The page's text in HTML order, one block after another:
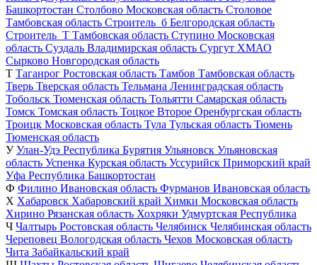
Башкортостан Столбово Московская область Столовое
Тамбовская область Строитель_б Белгородская область
Строитель_Т Тамбовская область Ступино Московская
область Суздаль Владимирская область Сургут ХМАО
Сырково Новгородская область
Т Таганрог Ростовская область Тамбов Тамбовская область
Тверь Тверская область Тельмана Ленинградская область
Тобольск Тюменская область Тольятти Самарская область
Томск Томская область Тоцкое Второе Оренбургская область
Троицк Московская область Тула Тульская область Тюмень
Тюменская область
У Улан-Удэ Республика Бурятия Ульяновск Ульяновская
область Успенка Курская область Уссурийск Приморский край
Уфа Республика Башкортостан
Ф Филино Ивановская область Фурманов Ивановская область
Х Хабаровск Хабаровский край Химки Московская область
Хирино Рязанская область Хохряки Удмуртская Республика
Ч Чалтырь Ростовская область Челябинск Челябинская область
Череповец Вологодская область Чехов Московская область
Чита Забайкальский край